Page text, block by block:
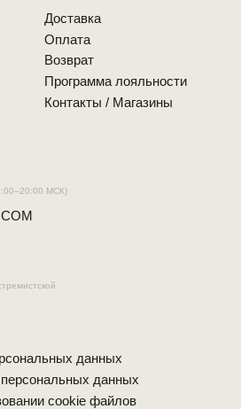
Разработка сайта